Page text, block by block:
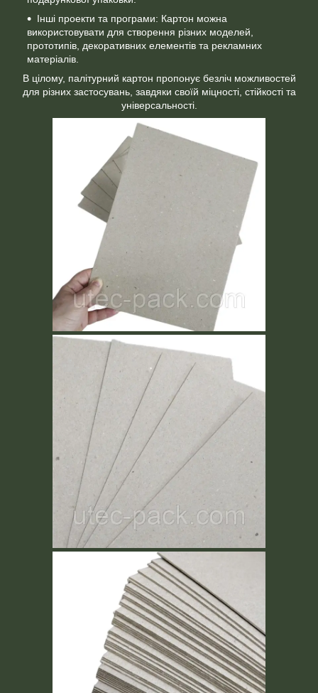
Інші проекти та програми: Картон можна
використовувати для створення різних моделей,
прототипів, декоративних елементів та рекламних
матеріалів.
В цілому, палітурний картон пропонує безліч можливостей
для різних застосувань, завдяки своїй міцності, стійкості та
універсальності.